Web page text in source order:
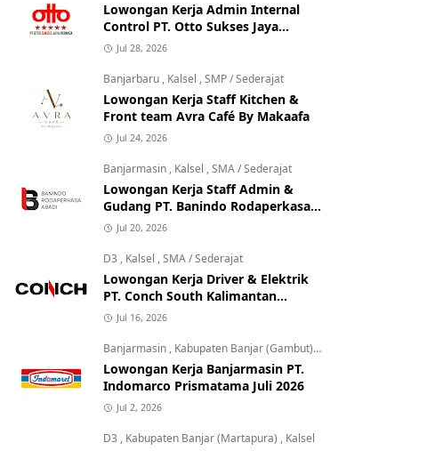
Lowongan Kerja Admin Internal
Control PT. Otto Sukses Jaya
Perkasa
Jul 28, 2026
Banjarbaru , Kalsel ,SMP / Sederajat
Lowongan Kerja Staff Kitchen &
Front team Avra Café By Makaafa
Jul 24, 2026
Banjarmasin , Kalsel ,SMA / Sederajat
Lowongan Kerja Staff Admin &
Gudang PT. Banindo Rodaperkasa
Abadi
Jul 20, 2026
D3 , Kalsel ,SMA / Sederajat
Lowongan Kerja Driver & Elektrik
PT. Conch South Kalimantan
Cement
Jul 16, 2026
Banjarmasin , Kabupaten Banjar (Gambut) ,
Lowongan Kerja Banjarmasin PT.
Indomarco Prismatama Juli 2026
Jul 2, 2026
D3 , Kabupaten Banjar (Martapura) , Kalsel